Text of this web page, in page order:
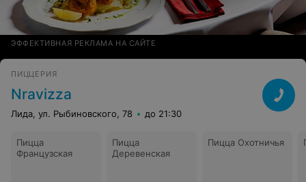
ЭФФЕКТИВНАЯ РЕКЛАМА НА САЙТЕ
ПИЦЦЕРИЯ
Nravizza
Лида, ул. Рыбиновского, 78 до 21:30
Пицца
Французская
Пицца
Деревенская
Пицца Охотничья